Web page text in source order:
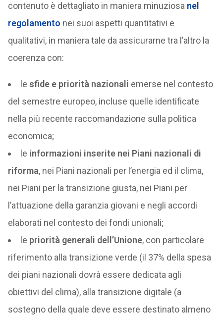
contenuto è dettagliato in maniera minuziosa nel
regolamento nei suoi aspetti quantitativi e
qualitativi, in maniera tale da assicurarne tra l’altro la
coerenza con:
le sfide e priorità nazionali emerse nel contesto
del semestre europeo, incluse quelle identificate
nella più recente raccomandazione sulla politica
economica;
le informazioni inserite nei Piani nazionali di
riforma, nei Piani nazionali per l’energia ed il clima,
nei Piani per la transizione giusta, nei Piani per
l’attuazione della garanzia giovani e negli accordi
elaborati nel contesto dei fondi unionali;
le priorità generali dell’Unione, con particolare
riferimento alla transizione verde (il 37% della spesa
dei piani nazionali dovrà essere dedicata agli
obiettivi del clima), alla transizione digitale (a
sostegno della quale deve essere destinato almeno